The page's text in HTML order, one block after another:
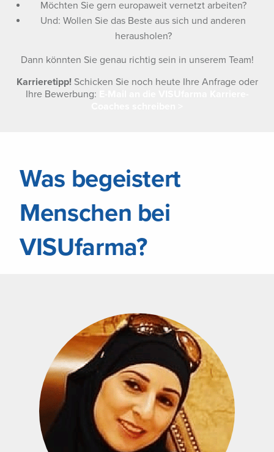
Möchten Sie gern europaweit vernetzt arbeiten?
Und: Wollen Sie das Beste aus sich und anderen
herausholen?
Dann könnten Sie genau richtig sein in unserem Team!
Karrieretipp! Schicken Sie noch heute Ihre Anfrage oder
Ihre Bewerbung:
Was begeistert
Menschen bei
VISUfarma?
Was ich an VISUfarma am meisten
schätze, sind der Zusammenhalt und die
Aufrichtigkeit. Selbst in schwierigen
Phasen dreht sich alles um den
Menschen. Jeder hat ein offenes Ohr
und kann seine Meinung sagen. Die
Leute hier sind ernsthaft aneinander
interessiert. Die individuelle Fort- und
Weiterbildung wird gefördert und
unterstützt.